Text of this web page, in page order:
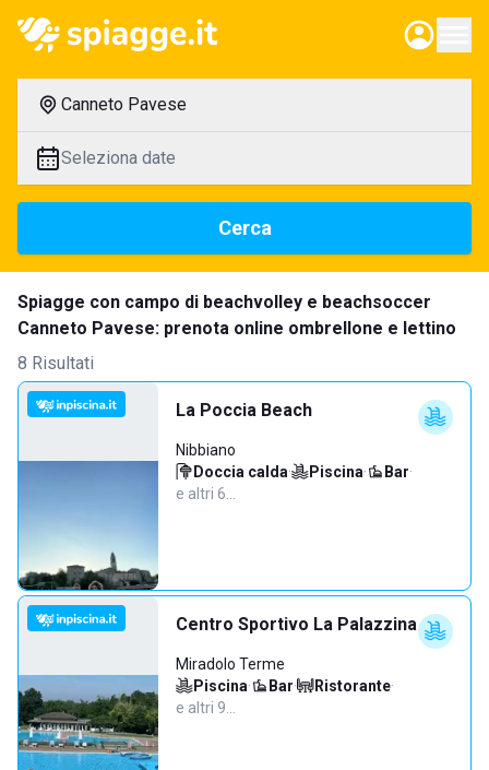
Canneto Pavese
Seleziona date
Cerca
Spiagge con campo di beachvolley e beachsoccer
Canneto Pavese: prenota online ombrellone e lettino
8 Risultati
La Poccia Beach
Nibbiano
Doccia calda· Piscina· Bar·
e altri 6…
Centro Sportivo La Palazzina
Miradolo Terme
Piscina· Bar· Ristorante·
e altri 9…